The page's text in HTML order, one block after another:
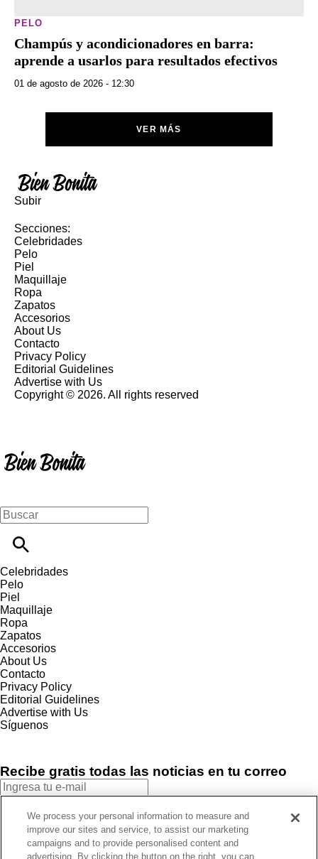
PELO
Champús y acondicionadores en barra:
aprende a usarlos para resultados efectivos
01 de agosto de 2026 - 12:30
VER MÁS
Subir
Secciones:
Celebridades
Pelo
Piel
Maquillaje
Ropa
Zapatos
Accesorios
About Us
Contacto
Privacy Policy
Editorial Guidelines
Advertise with Us
Copyright © 2026. All rights reserved
Celebridades
Pelo
Piel
Maquillaje
Ropa
Zapatos
Accesorios
About Us
Contacto
Privacy Policy
Editorial Guidelines
Advertise with Us
Síguenos
Recibe gratis todas las noticias en tu correo
SUSCRIBIRME
Este sitio está protegido por reCAPTCHA y Google
privacidady Se aplican lasCondiciones de servicio
We process your personal information to measure and
improve our sites and service, to assist our marketing
campaigns and to provide personalised content and
advertising. By clicking the button on the right, you can